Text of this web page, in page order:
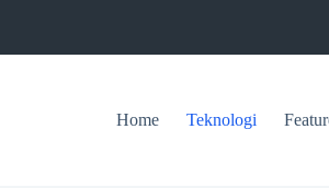
Home Teknologi